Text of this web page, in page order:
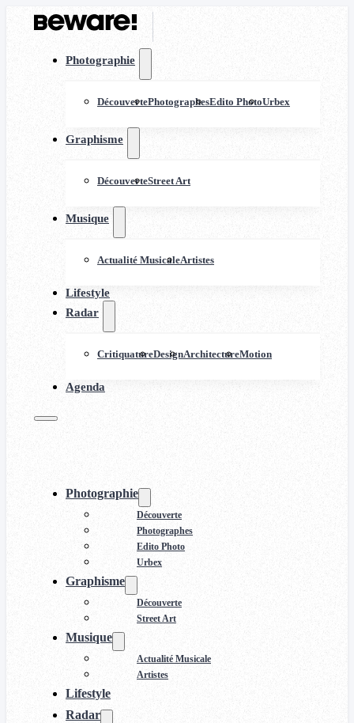
Photographie
DécouvertePhotographesEdito PhotoUrbex
Graphisme
DécouverteStreet Art
Musique
Actualité MusicaleArtistes
Lifestyle
Radar
CritiquatureDesignArchitectureMotion
Agenda
Photographie
Découverte
Photographes
Edito Photo
Urbex
Graphisme
Découverte
Street Art
Musique
Actualité Musicale
Artistes
Lifestyle
Radar